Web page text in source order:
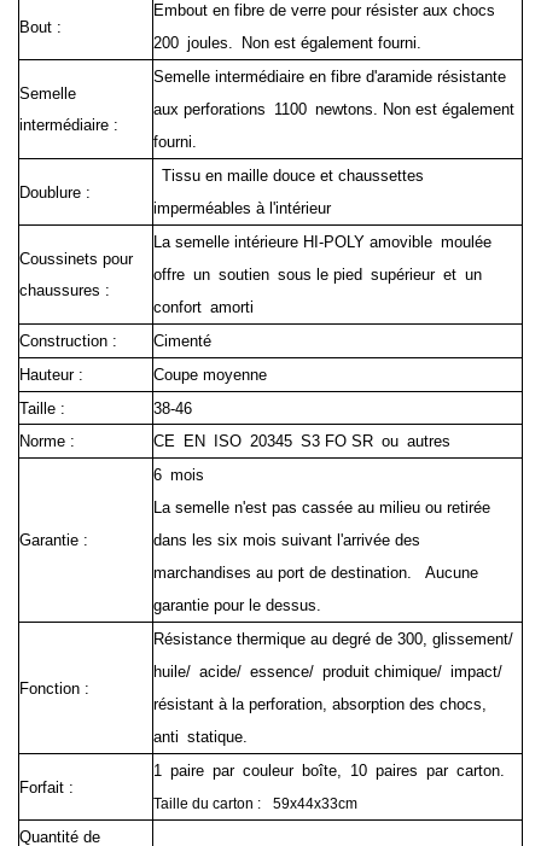
Bout :
Embout en fibre de verre pour résister aux chocs
200 joules. Non est également fourni.
Semelle
intermédiaire :
Semelle intermédiaire en fibre d'aramide résistante
aux perforations 1100 newtons. Non est également
fourni.
Doublure :
Tissu en maille douce et chaussettes
imperméables à l'intérieur
Coussinets pour
chaussures :
La semelle intérieure HI-POLY amovible moulée
offre un soutien sous le pied supérieur et un
confort amorti
Construction :
Cimenté
Hauteur :
Coupe moyenne
Taille :
38-46
Norme :
CE EN ISO 20345 S3 FO SR ou autres
Garantie :
6 mois
La semelle n'est pas cassée au milieu ou retirée
dans les six mois suivant l'arrivée des
marchandises au port de destination.
Aucune
garantie pour le dessus.
Fonction :
Résistance thermique au degré de 300, glissement/
huile/ acide/ essence/ produit chimique/ impact/
résistant à la perforation, absorption des chocs,
anti statique.
Forfait :
1 paire par couleur boîte, 10 paires par carton.
Taille du carton : 59x44x33cm
Quantité de